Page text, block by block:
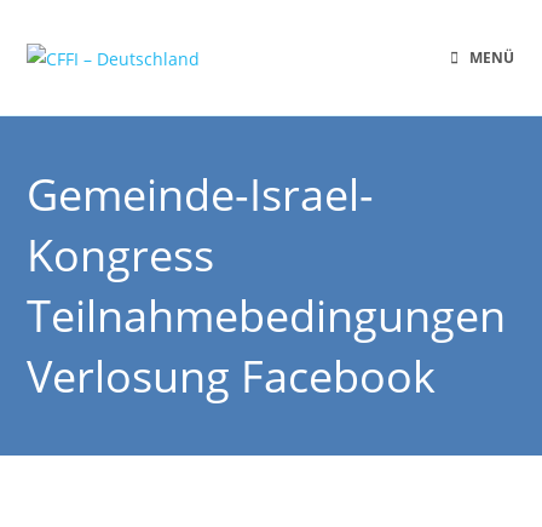
MENÜ
Gemeinde-Israel-
Kongress
Teilnahmebedingungen
Verlosung Facebook